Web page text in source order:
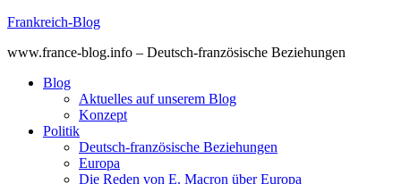
Skip
content
Frankreich-Blog
www.france-blog.info – Deutsch-französische Beziehungen
Blog
Aktuelles auf unserem Blog
Konzept
Politik
Deutsch-französische Beziehungen
Europa
Die Reden von E. Macron über Europa